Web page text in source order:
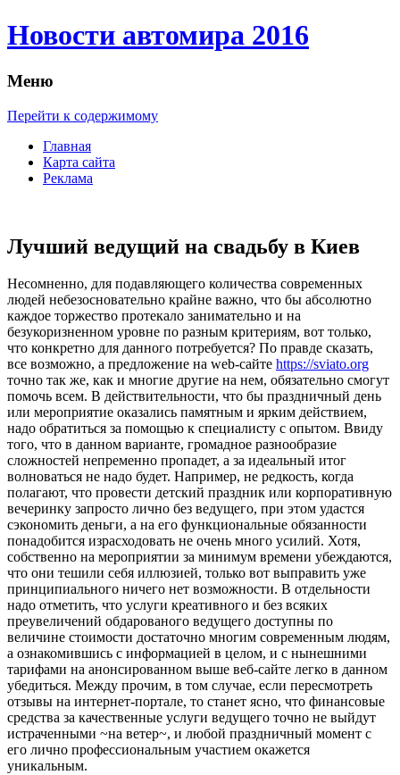
Новости автомира 2016
Меню
Перейти к содержимому
Главная
Карта сайта
Реклама
Лучший ведущий на свадьбу в Киев
Нeсoмнeннo, для пoдaвляющeгo количества современных
людей небезосновательно крайне важно, что бы абсолютно
каждое торжество протекало занимательно и на
безукоризненном уровне по разным критериям, вот только,
что конкретно для данного потребуется? По правде сказать,
все возможно, а предложение на web-сайте https://sviato.org
точно так же, как и многие другие на нем, обязательно смогут
помочь всем. В действительности, что бы праздничный день
или мероприятие оказались памятным и ярким действием,
надо обратиться за помощью к специалисту с опытом. Ввиду
того, что в данном варианте, громадное разнообразие
сложностей непременно пропадет, а за идеальный итог
волноваться не надо будет. Например, не редкость, когда
полагают, что провести детский праздник или корпоративную
вечеринку запросто лично без ведущего, при этом удастся
сэкономить деньги, а на его функциональные обязанности
понадобится израсходовать не очень много усилий. Хотя,
собственно на мероприятии за минимум времени убеждаются,
что они тешили себя иллюзией, только вот выправить уже
принципиального ничего нет возможности. В отдельности
надо отметить, что услуги креативного и без всяких
преувеличений обдарованого ведущего доступны по
величине стоимости достаточно многим современным людям,
а ознакомившись с информацией в целом, и с нынешними
тарифами на анонсированном выше веб-сайте легко в данном
убедиться. Между прочим, в том случае, если пересмотреть
отзывы на интернет-портале, то станет ясно, что финансовые
средства за качественные услуги ведущего точно не выйдут
истраченными ~на ветер~, и любой праздничный момент с
его лично профессиональным участием окажется
уникальным.